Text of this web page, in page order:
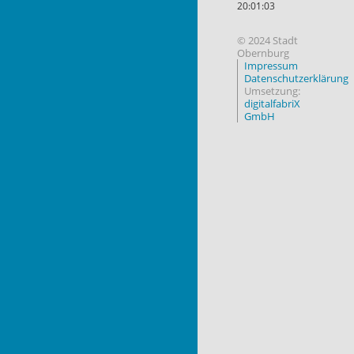
20:01:03
© 2024 Stadt
Obernburg
Impressum
Datenschutzerklärung
Umsetzung:
digitalfabriX
GmbH